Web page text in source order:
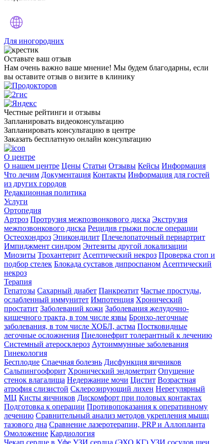
Для иногородних
Оставьте ваш отзыв
Нам очень важно ваше мнение! Мы будем благодарны, если
вы оставите отзыв о визите в клинику
Честные рейтинги и отзывы
Запланировать видеоконсультацию
Запланировать консультацию в центре
Заказать бесплатную онлайн консультацию
О центре
О нашем центре Цены Статьи Отзывы Кейсы Информация
Что лечим Документация Контакты Информация для гостей
из других городов
Редакционная политика
Услуги
Ортопедия
Артроз Протрузия межпозвонкового диска Экструзия
межпозвонкового диска Рецидив грыжи после операции
Остеохондроз Эпикондилит Плечелопаточный периартрит
Импиджмент синдром Энтезиты другой локализации
Миозиты Трохантерит Асептический некроз Проверка стоп и
подбор стелек Блокада суставов дипроспаном Асептический
некроз
Терапия
Гепатозы Сахарный диабет Панкреатит Частые простуды,
ослабленный иммунитет Импотенция Хронический
простатит Заболеваний кожи Заболевания желудочно-
кишечного тракта, в том числе язвы Бронхо-легочные
заболевания, в том числе ХОБЛ, астма Постковидные
легочные осложнения Пиелонефрит толерантный к лечению
Системный атеросклероз Аутоиммунные заболевания
Гинекология
Бесплодие Спаечная болезнь Дисфункция яичников
Сальпингоофорит Хронический эндометрит Опущение
стенок влагалища Недержание мочи Цистит Возрастная
атрофия слизистой Склерозирующий лихен Нерегулярный
МЦ Кисты яичников Дискомфорт при половых контактах
Подготовка к операции Противопоказания к оперативному
лечению Сравнительный анализ методов укрепления мышц
тазового дна Сравнение лазеротерапии, PRP и Аллопланта
Омоложение Кардиология
Чекап сердце в Уфе УЗИ сердца (ЭХО КГ) УЗИ сосудов шеи